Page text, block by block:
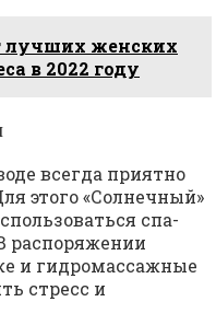
лучших женских
в 2022 году
всегда приятно
этого «Солнечный»
спа-
распоряжении
и гидромассажные
стресс и